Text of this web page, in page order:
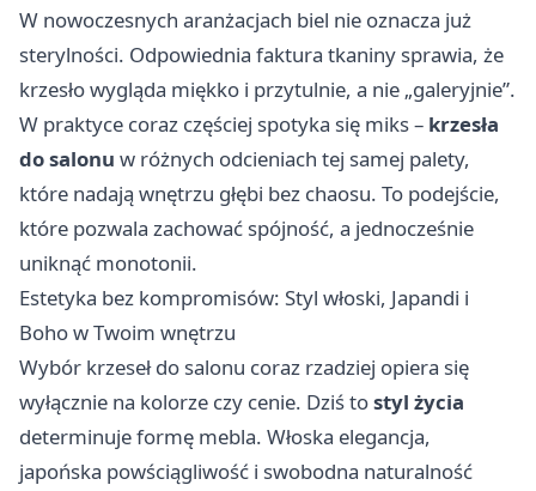
W nowoczesnych aranżacjach biel nie oznacza już
sterylności. Odpowiednia faktura tkaniny sprawia, że
krzesło wygląda miękko i przytulnie, a nie „galeryjnie”.
W praktyce coraz częściej spotyka się miks – krzesła
do salonu w różnych odcieniach tej samej palety,
które nadają wnętrzu głębi bez chaosu. To podejście,
które pozwala zachować spójność, a jednocześnie
uniknąć monotonii.
Estetyka bez kompromisów: Styl włoski, Japandi i
Boho w Twoim wnętrzu
Wybór krzeseł do salonu coraz rzadziej opiera się
wyłącznie na kolorze czy cenie. Dziś tostyl życia
determinuje formę mebla. Włoska elegancja,
japońska powściągliwość i swobodna naturalność